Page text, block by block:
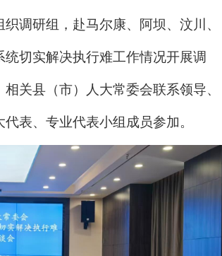
调研组，赴马尔康、阿坝、汶川、
切实解决执行难工作情况开展调
关县（市）人大常委会联系领导、
表、专业代表小组成员参加。